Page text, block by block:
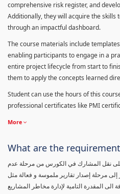
comprehensive risk register, and
Additionally, they will acquire the skills
through an impactful dashboard.
The course materials include
enabling participants to engage in a
entire project lifecycle from start to
them to apply the concepts learned
Student can use the hours of this
professional certificates like PMI
More
What are the
قادر على نقل المشارك في الكورس من مرحلة عدم
مرحلة إصدار تقارير ملموسة و فعالة مثل